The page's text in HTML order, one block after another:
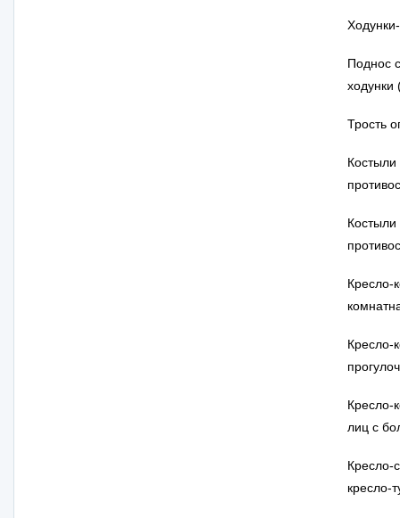
Поднос
ходунки
Трость
Костыли
Кресло-
Кресло-
Кресло-
лиц с
Кресло-
кресло-